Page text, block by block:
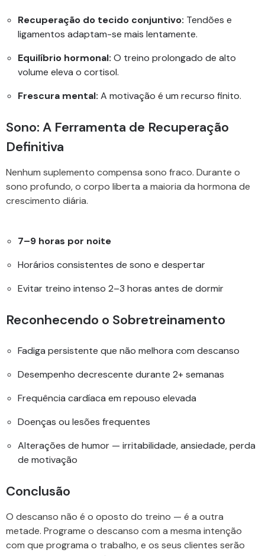
Recuperação do tecido conjuntivo: Tendões e
ligamentos adaptam-se mais lentamente.
Equilíbrio hormonal: O treino prolongado de alto
volume eleva o cortisol.
Frescura mental: A motivação é um recurso finito.
Sono: A Ferramenta de Recuperação
Definitiva
Nenhum suplemento compensa sono fraco. Durante o
sono profundo, o corpo liberta a maioria da hormona de
crescimento diária.
7–9 horas por noite
Horários consistentes de sono e despertar
Evitar treino intenso 2–3 horas antes de dormir
Reconhecendo o Sobretreinamento
Fadiga persistente que não melhora com descanso
Desempenho decrescente durante 2+ semanas
Frequência cardíaca em repouso elevada
Doenças ou lesões frequentes
Alterações de humor — irritabilidade, ansiedade, perda
de motivação
Conclusão
O descanso não é o oposto do treino — é a outra
metade. Programe o descanso com a mesma intenção
com que programa o trabalho, e os seus clientes serão